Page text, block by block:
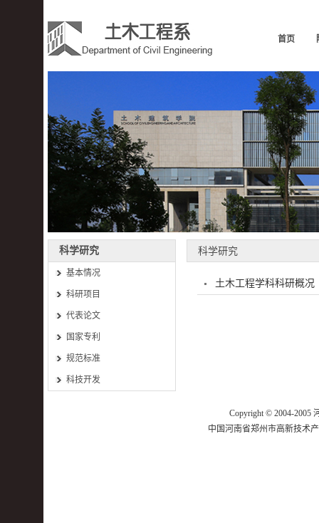
首页
科学研究
基本情况
科研项目
代表论文
国家专利
规范标准
科技开发
科学研究
土木工程学科科研概况
Copyright © 2004-2005
中国河南省郑州市高新技术产